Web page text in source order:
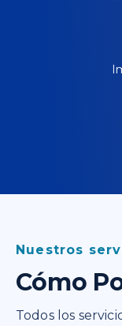
Nuestros
Cómo
Todos los